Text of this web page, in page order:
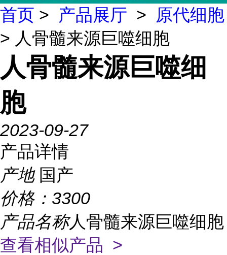
首页 > 产品展厅 >
原代细胞
> 人骨髓来源巨噬细胞
人骨髓来源巨噬细
胞
2023-09-27
产品详情
产地 国产
价格： 3300
产品名称人骨髓来源巨噬细胞
查看相似产品 >